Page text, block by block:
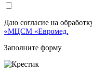
Даю согласие на
«МЦСМ «Евромед.
Заполните форму